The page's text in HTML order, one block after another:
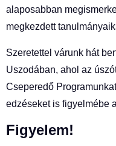
alaposabban
megkezdett
Szeretettel várunk hát
Uszodában, ahol az
Cseperedő
edzéseket is figyelmébe
Figyelem!